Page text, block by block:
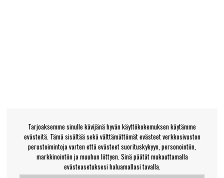
Tarjoaksemme sinulle kävijänä hyvän käyttökokemuksen käytämme
evästeitä. Tämä sisältää sekä välttämättömät evästeet verkkosivuston
perustoimintoja varten että evästeet suorituskykyyn, personointiin,
markkinointiin ja muuhun liittyen. Sinä päätät mukauttamalla
evästeasetuksesi haluamallasi tavalla.